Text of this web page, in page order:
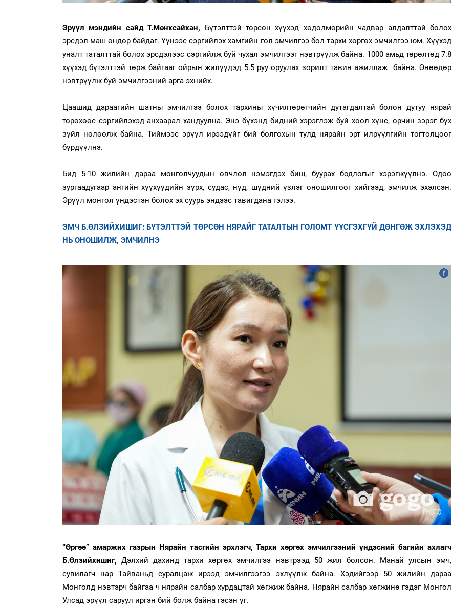
Эрүүл мэндийн сайд Т.Мөнхсайхан, Бүтэлттэй төрсөн хүүхэд хөдөлмөрийн чадвар алдалттай болох
эрсдэл маш өндөр байдаг. Үүнээс сэргийлэх хамгийн гол эмчилгээ бол тархи хөргөх эмчилгээ юм. Хүүхэд
уналт таталттай болох эрсдэлээс сэргийлж буй чухал эмчилгээг нэвтрүүлж байна. 1000 амьд төрөлтөд 7.8
хүүхэд бүтэлттэй төрж байгааг ойрын жилүүдэд 5.5 руу оруулах зорилт тавин ажиллаж байна. Өнөөдөр
нэвтрүүлж буй эмчилгээний арга эхнийх.
Цаашид дараагийн шатны эмчилгээ болох тархины хүчилтөрөгчийн дутагдалтай болон дутуу нярай
төрөхөөс сэргийлэхэд анхаарал хандуулна. Энэ бүхэнд бидний хэрэглэж буй хоол хүнс, орчин зэрэг бүх
зүйл нөлөөлж байна. Тиймээс эрүүл ирээдүйг бий болгохын тулд нярайн эрт илрүүлгийн тогтолцоог
бүрдүүлнэ.
Бид 5-10 жилийн дараа монголчуудын өвчлөл нэмэгдэх биш, буурах бодлогыг хэрэгжүүлнэ. Одоо
зургаадугаар ангийн хүүхүүдийн зүрх, судас, нүд, шүдний үзлэг оношилгоог хийгээд, эмчилж эхэлсэн.
Эрүүл монгол үндэстэн болох эх суурь эндээс тавигдана гэлээ.
ЭМЧ Б.ӨЛЗИЙХИШИГ: БҮТЭЛТТЭЙ ТӨРСӨН НЯРАЙГ ТАТАЛТЫН ГОЛОМТ ҮҮСГЭХГҮЙ ДӨНГӨЖ ЭХЛЭХЭД
НЬ ОНОШИЛЖ, ЭМЧИЛНЭ
“Өргөө” амаржих газрын Нярайн тасгийн эрхлэгч, Тархи хөргөх эмчилгээний үндэсний багийн ахлагч
Б.Өлзийхишиг, Дэлхий дахинд тархи хөргөх эмчилгээ нэвтрээд 50 жил болсон. Манай улсын эмч,
сувилагч нар Тайваньд суралцаж ирээд эмчилгээгээ эхлүүлж байна. Хэдийгээр 50 жилийн дараа
Монголд нэвтэрч байгаа ч нярайн салбар хурдацтай хөгжиж байна. Нярайн салбар хөгжинө гэдэг Монгол
Улсад эрүүл саруул иргэн бий болж байна гэсэн үг.